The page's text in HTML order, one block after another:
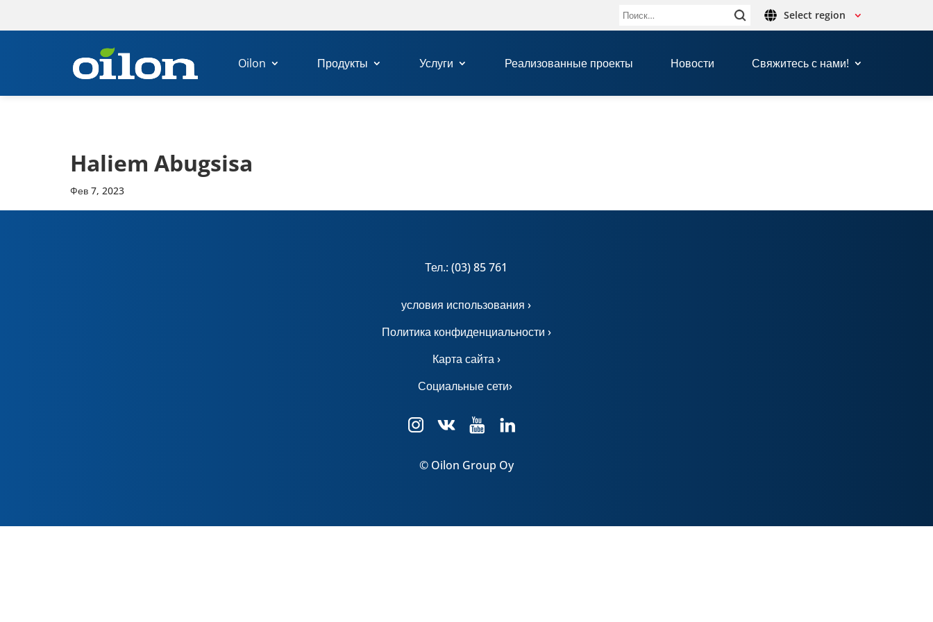
Найти: Select region
Oilon Продукты Услуги Реализованные проекты Новости Свяжитесь с нами!
Haliem Abugsisa
Фев 7, 2023
Тел.: (03) 85 761
условия использования ›
Политика конфиденциальности ›
Карта сайта ›
Социальные сети›
© Oilon Group Oy